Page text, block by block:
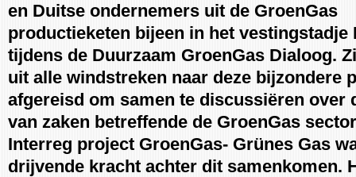
en Duitse ondernemers uit de GroenGas
productieketen bijeen in het vestingstadje
tijdens de Duurzaam GroenGas Dialoog.
uit alle windstreken naar deze bijzondere
afgereisd om samen te discussiëren over
van zaken betreffende de GroenGas
Interreg project GroenGas- Grünes Gas
drijvende kracht achter dit samenkomen.